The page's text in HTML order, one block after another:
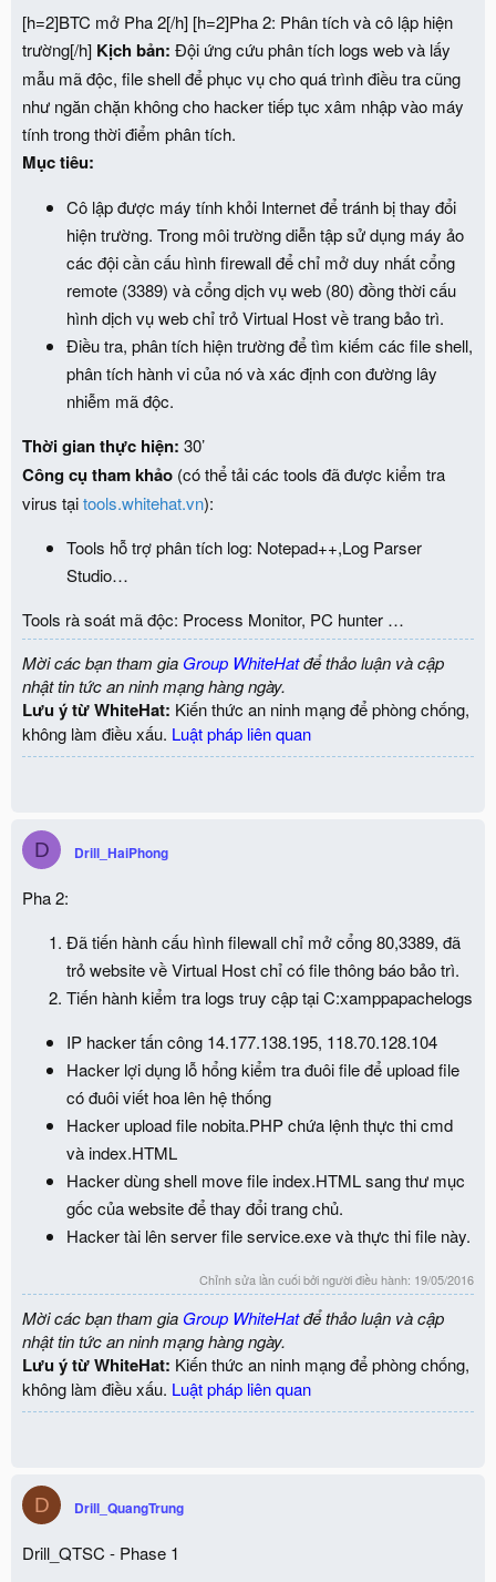
[h=2]BTC mở Pha 2[/h] [h=2]Pha 2: Phân tích và cô lập hiện
trường[/h] Kịch bản: Đội ứng cứu phân tích logs web và lấy
mẫu mã độc, file shell để phục vụ cho quá trình điều tra cũng
như ngăn chặn không cho hacker tiếp tục xâm nhập vào máy
tính trong thời điểm phân tích.
Mục tiêu:
Cô lập được máy tính khỏi Internet để tránh bị thay đổi
hiện trường. Trong môi trường diễn tập sử dụng máy ảo
các đội cần cấu hình firewall để chỉ mở duy nhất cổng
remote (3389) và cổng dịch vụ web (80) đồng thời cấu
hình dịch vụ web chỉ trỏ Virtual Host về trang bảo trì.
Điều tra, phân tích hiện trường để tìm kiếm các file shell,
phân tích hành vi của nó và xác định con đường lây
nhiễm mã độc.
Thời gian thực hiện: 30’
Công cụ tham khảo (có thể tải các tools đã được kiểm tra
virus tạitools.whitehat.vn):
Tools hỗ trợ phân tích log: Notepad++,Log Parser
Studio…
Tools rà soát mã độc: Process Monitor, PC hunter …
Mời các bạn tham gia Group WhiteHatđể thảo luận và cập
nhật tin tức an ninh mạng hàng ngày.
Lưu ý từ WhiteHat: Kiến thức an ninh mạng để phòng chống,
không làm điều xấu. Luật pháp liên quan
D Drill_HaiPhong
Pha 2:
Đã tiến hành cấu hình filewall chỉ mở cổng 80,3389, đã
trỏ website về Virtual Host chỉ có file thông báo bảo trì.
Tiến hành kiểm tra logs truy cập tại C:xamppapachelogs
IP hacker tấn công 14.177.138.195, 118.70.128.104
Hacker lợi dụng lỗ hổng kiểm tra đuôi file để upload file
có đuôi viết hoa lên hệ thống
Hacker upload file nobita.PHP chứa lệnh thực thi cmd
và index.HTML
Hacker dùng shell move file index.HTML sang thư mục
gốc của website để thay đổi trang chủ.
Hacker tài lên server file service.exe và thực thi file này.
Chỉnh sửa lần cuối bởi người điều hành: 19/05/2016
Mời các bạn tham gia Group WhiteHatđể thảo luận và cập
nhật tin tức an ninh mạng hàng ngày.
Lưu ý từ WhiteHat: Kiến thức an ninh mạng để phòng chống,
không làm điều xấu. Luật pháp liên quan
D Drill_QuangTrung
Drill_QTSC - Phase 1